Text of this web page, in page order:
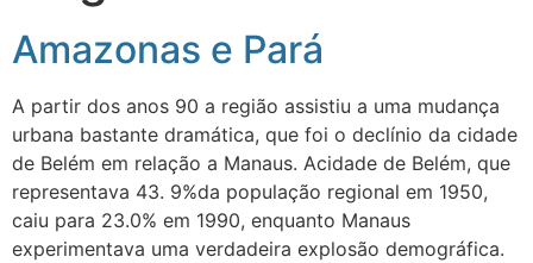
Amazonas e Pará
A partir dos anos 90 a região assistiu a uma mudança
urbana bastante dramática, que foi o declínio da cidade
de Belém em relação a Manaus. Acidade de Belém, que
representava 43. 9%da população regional em 1950,
caiu para 23.0% em 1990, enquanto Manaus
experimentava uma verdadeira explosão demográfica.